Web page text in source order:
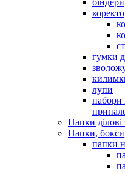
гумки
лупи
набори
Папки ділові
Папки,
папки